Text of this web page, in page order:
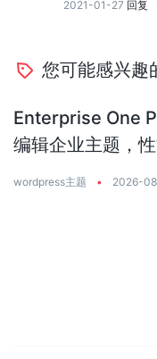
2021-01-27 回复
您可能感兴趣
Enterprise One
编辑企业主题，
wordpress主题 • 2026-